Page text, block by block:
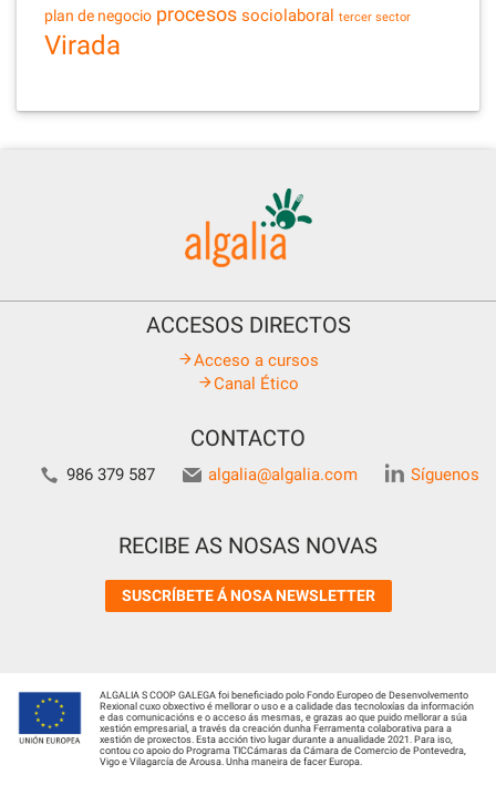
plan de negocio procesos sociolaboral tercer sector
Virada
ACCESOS DIRECTOS
Acceso a cursos
Canal Ético
CONTACTO
986 379 587 algalia@algalia.com Síguenos
RECIBE AS NOSAS NOVAS
SUSCRÍBETE Á NOSA NEWSLETTER
ALGALIA S COOP GALEGA foi beneficiado polo Fondo Europeo de Desenvolvemento
Rexional cuxo obxectivo é mellorar o uso e a calidade das tecnoloxías da información
e das comunicacións e o acceso ás mesmas, e grazas ao que puido mellorar a súa
xestión empresarial, a través da creación dunha Ferramenta colaborativa para a
xestión de proxectos. Esta acción tivo lugar durante a anualidade 2021. Para iso,
contou co apoio do Programa TICCámaras da Cámara de Comercio de Pontevedra,
Vigo e Vilagarcía de Arousa. Unha maneira de facer Europa.